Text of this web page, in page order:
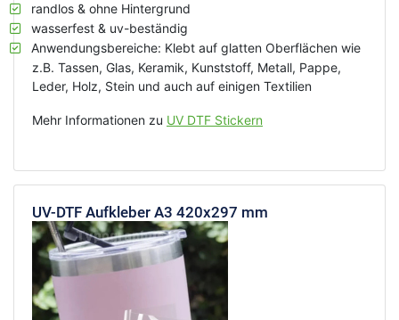
randlos & ohne Hintergrund
wasserfest & uv-beständig
Anwendungsbereiche: Klebt auf glatten Oberflächen wie
z.B. Tassen, Glas, Keramik, Kunststoff, Metall, Pappe,
Leder, Holz, Stein und auch auf einigen Textilien
Mehr Informationen zu UV DTF Stickern
UV-DTF Aufkleber A3 420x297 mm